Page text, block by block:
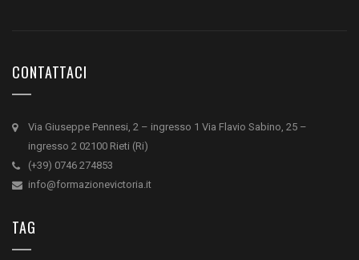
CONTATTACI
Via Giuseppe Pennesi, 2 – ingresso 1 Via Flavio Sabino, 25 –
ingresso 2 02100 Rieti (Ri)
(+39) 0746 274853
info@formazionevictoria.it
TAG